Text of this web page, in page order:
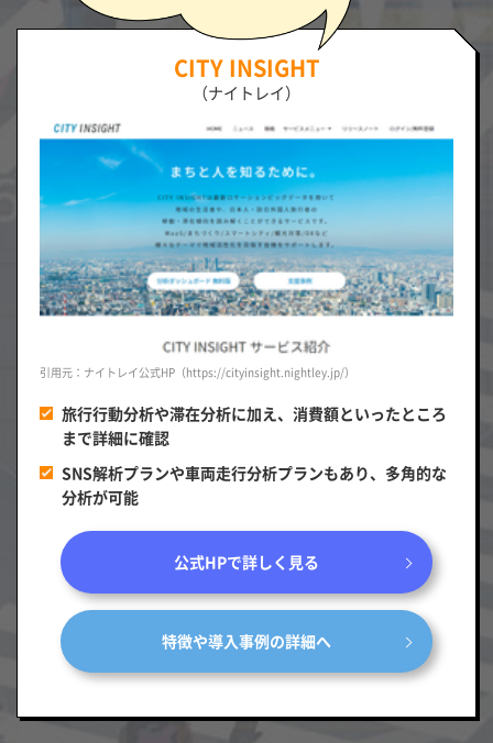
CITY INSIGHT
（ナイトレイ）
引用元：ナイトレイ公式HP（https://cityinsight.nightley.jp/）
旅行行動分析や滞在分析に加え、消費額といったところ
まで詳細に確認
SNS解析プランや車両走行分析プランもあり、多角的な
分析が可能
公式HPで詳しく見る
特徴や導入事例の詳細へ